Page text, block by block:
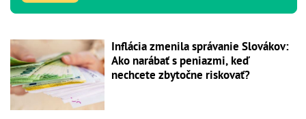
Inflácia zmenila správanie Slovákov:
Ako narábať s peniazmi, keď
nechcete zbytočne riskovať?